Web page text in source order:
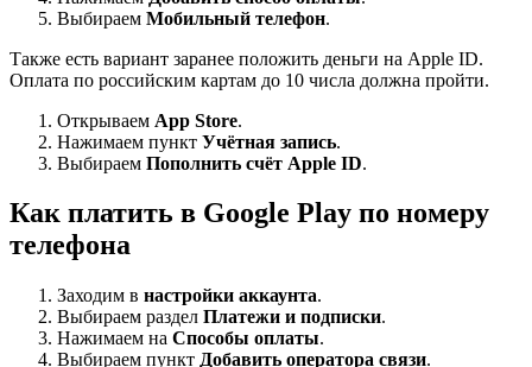
Выбираем Мобильный телефон.
Также есть вариант заранее положить деньги на Apple ID.
Оплата по российским картам до 10 числа должна пройти.
Открываем App Store.
Нажимаем пункт Учётная запись.
Выбираем Пополнить счёт Apple ID.
Как платить в Google Play по номеру
телефона
Заходим в настройки аккаунта.
Выбираем раздел Платежи и подписки.
Нажимаем на Способы оплаты.
Выбираем пункт Добавить оператора связи.